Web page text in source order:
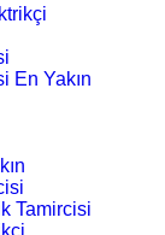
En Yakın
Tamircisi